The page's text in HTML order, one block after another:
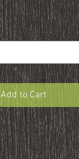
Add to Cart